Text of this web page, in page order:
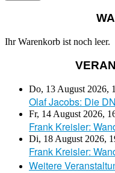
Ihr Warenkorb ist noch leer.
Do, 13 August 2026,
Olaf Jacobs: Die
Fr, 14 August 2026,
Frank Kreisler:
Di, 18 August 2026,
Frank Kreisler:
Weitere